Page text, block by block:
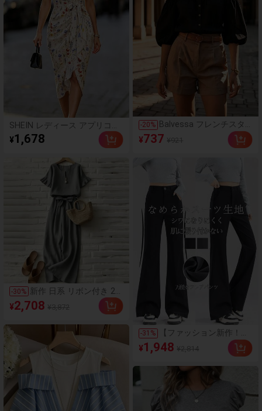
SHEIN レディース アプリコッ
ト フローラル クロスVネック
サテン アシンメトリー プリー
レガント パーティー グラマラ
ス ドレス、カジュアル ドレ
ス、レディース フォーマル ド
レス、フローラル ドレス、レ
ディース ホリデー ドレス、レ
ディース サマー ドレス、ウェ
ディングゲスト パーティー ド
ティー ドレス、卒業式ドレス
¥1,678
-30% 新作 日系 リボン付き 2点
セット パンツセット ワ
イドパンツ レディース
プス シャツ おしゃれ 可
愛い
¥2,708
-20% Balvessa フレンチスタ
イル オフショルダー シ
ングルブレスト ペタルス
¥737
-31 %
【ファッション新作！国
内発送】接触冷感 夏服無
地ブラック 柔らか快適
ィース夏薄手 ハイウエス
ト 着痩せ y2k ギャルカジ
ュアル 自宅・日常・通
勤・オフィスカジュアル
¥1,948